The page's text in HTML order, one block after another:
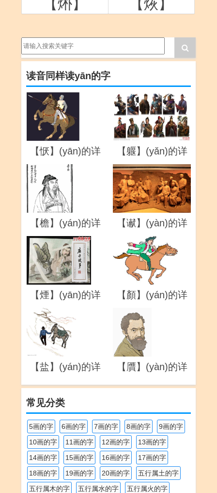
【烞】 【烣】
读音同样读yān的字
【恹】(yān)的详
解
【躽】(yǎn)的详
解
【檐】(yán)的详
解
【谳】(yàn)的详
解
【煙】(yān)的详
【顏】(yán)的详
【盐】(yán)的详
【贋】(yàn)的详
常见分类
5画的字 6画的字 7画的字 8画的字
9画的字
10画的字
11画的字 12画的字
13画的字
14画的字
15画的字 16画的字
17画的字
18画的字
19画的字 20画的字
五行属土的字
五行属木的字
五行属水的字
五行属火的字